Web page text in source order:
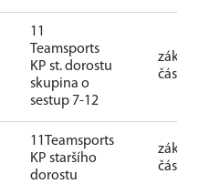
11
Teamsports
KP st. dorostu
skupina o
sestup 7-12
část
11Teamsports
KP staršího
dorostu
část